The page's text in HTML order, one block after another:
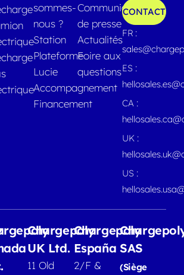
sommes-
nous ?
Station
Plateforme
Lucie
Accompagnement
Financement
Communiqués
de presse
Actualités
Foire aux
questions
CONTACT
FR :
ES :
CA :
UK :
US :
Chargepoly
UK Ltd.
11 Old
Chargepoly
España
2/F &
SAS
(Siège